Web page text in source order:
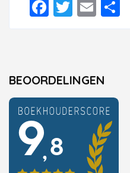
Facebook
Twitter
Email
BEOORDELINGEN